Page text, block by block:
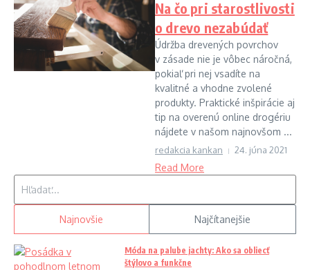
Na čo pri starostlivosti
o drevo nezabúdať
Údržba drevených povrchov
v zásade nie je vôbec náročná,
pokiaľ pri nej vsadíte na
kvalitné a vhodne zvolené
produkty. Praktické inšpirácie aj
tip na overenú online drogériu
nájdete v našom najnovšom ...
redakcia kankan 24. júna 2021
Read More
Najnovšie Najčítanejšie
Móda na palube jachty: Ako sa obliecť
štýlovo a funkčne